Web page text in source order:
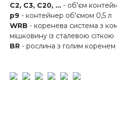
C2, C3, C20, ... - об'єм
p9 - контейнер об'ємом 0,5 л
WRB - коренева система з
мішковину із сталевою сіткою
BR - рослина з голим коренем